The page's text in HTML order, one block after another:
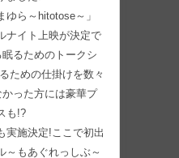
ら～hitotose～」
ナイト上映が決定で
るためのトークシ
ための仕掛けを数々
った方には豪華プ
も!?
実施決定!ここで初出
～もあぐれっしぶ～